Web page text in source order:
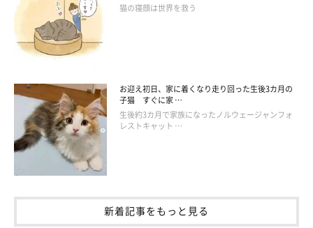
Taco（たこ）プロフィール
東京在住の漫画家・イラストレーター・キャラクタデザイナー。
びゅうたびライターとしても活動中。
猫の寝顔は世界を救う
お迎え初日、家に着くなり走り回った生後3カ月の
子猫 すぐに家 …
生後約3カ月で家族になったノルウェージャンフォ
レストキャット …
新着記事をもっと見る